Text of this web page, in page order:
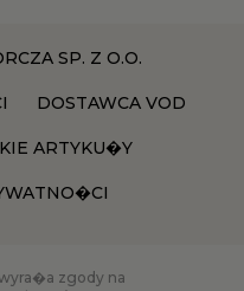
SP. Z O.O.
DOSTAWCA VOD
ARTYKU�Y
zgody na